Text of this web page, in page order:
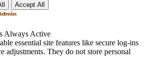
Accept All
Always Active
essential site features like secure log-ins
adjustments. They do not store personal